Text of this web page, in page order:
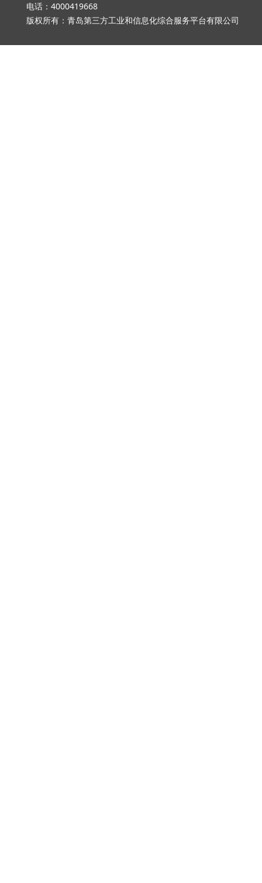
电话：4000419668 邮箱：
版权所有：青岛第三方工业和信息化综合服务平台有